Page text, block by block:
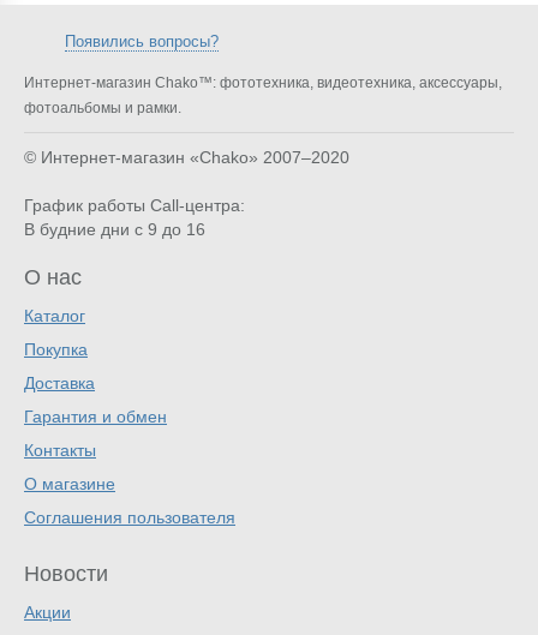
Появились вопросы?
Интернет-магазин Chako™: фототехника, видеотехника, аксессуары,
фотоальбомы и рамки.
© Интернет-магазин «Chako» 2007–2020
График работы Call-центра:
В будние дни с 9 до 16
О нас
Каталог
Покупка
Доставка
Гарантия и обмен
Контакты
О магазине
Соглашения пользователя
Новости
Акции